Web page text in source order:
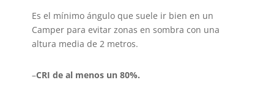
Es el mínimo ángulo que suele ir bien en un
Camper para evitar zonas en sombra con una
altura media de 2 metros.
–CRI de al menos un 80%.